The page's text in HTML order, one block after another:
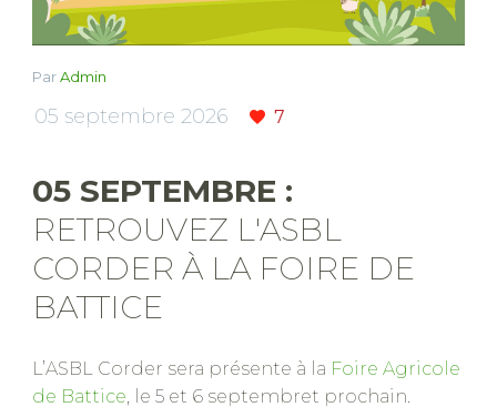
ParAdmin
05 septembre 2026 7
05 SEPTEMBRE :
RETROUVEZ L'ASBL
CORDER À LA FOIRE DE
BATTICE
L’ASBL Corder sera présente à la Foire Agricole
de Battice , le 5 et 6 septembret prochain.